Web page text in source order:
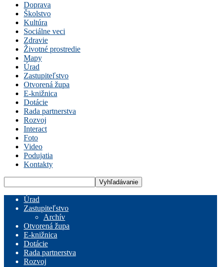
Doprava
Školstvo
Kultúra
Sociálne veci
Zdravie
Životné prostredie
Mapy
Úrad
Zastupiteľstvo
Otvorená župa
E-knižnica
Dotácie
Rada partnerstva
Rozvoj
Interact
Foto
Video
Podujatia
Kontakty
Úrad
Zastupiteľstvo
Archív
Otvorená župa
E-knižnica
Dotácie
Rada partnerstva
Rozvoj